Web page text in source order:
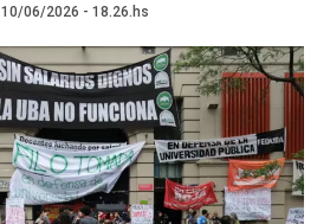
10/06/2026 - 18.26.hs